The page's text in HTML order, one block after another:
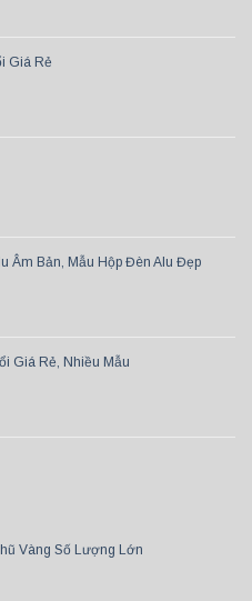
Giá Rẻ
Âm Bản, Mẫu Hộp Đèn Alu Đẹp
Giá Rẻ, Nhiều Mẫu
Vàng Số Lượng Lớn